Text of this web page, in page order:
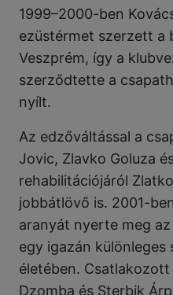
1999–2000-ben
ezüstérmet szerzett a
Veszprém, így a
szerződtette a
nyílt.
Az edzőváltással a
Jovic, Zlavko Goluza
rehabilitációjáról
jobbátlövő is. 2001-
aranyát nyerte meg
egy igazán
életében.
Dzomba és Sterbik